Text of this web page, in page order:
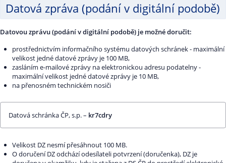
Datová zpráva (podání v digitální podobě)
Datovou zprávu (podání v digitální podobě) je možné doručit:
prostřednictvím informačního systému datových schránek - maximální
velikost jedné datové zprávy je 100 MB,
zasláním e-mailové zprávy na elektronickou adresu podatelny -
maximální velikost jedné datové zprávy je 10 MB,
na přenosném technickém nosiči
Datová schránka ČP, s.p. – kr7cdry
Velikost DZ nesmí přesáhnout 100 MB.
O doručení DZ odchází odesílateli potvrzení (doručenka), DZ je